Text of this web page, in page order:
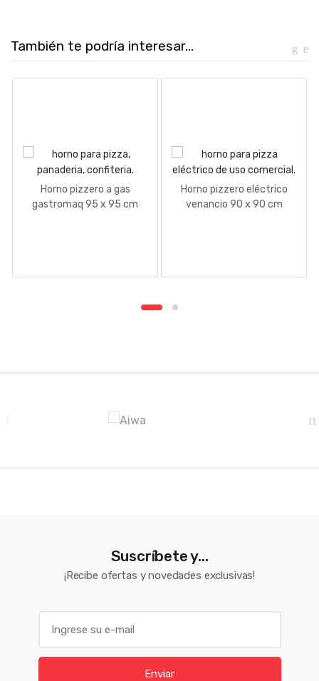
También te podría interesar...
Horno pizzero a gas
gastromaq 95 x 95 cm
Horno pizzero eléctrico
venancio 90 x 90 cm
Suscríbete y...
¡Recibe ofertas y novedades exclusivas!
Enviar